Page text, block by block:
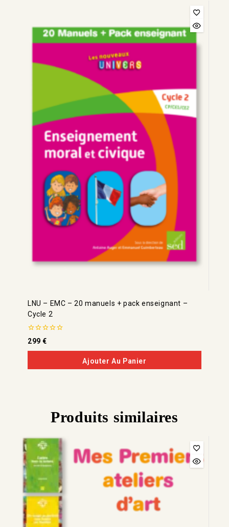
LNU – EMC – 20 manuels + pack enseignant –
Cycle 2
0
de
5
299€
Ajouter Au Panier
Produits similaires